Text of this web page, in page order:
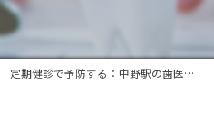
定期健診で予防する：中野駅の歯医者が健康な歯をサポート